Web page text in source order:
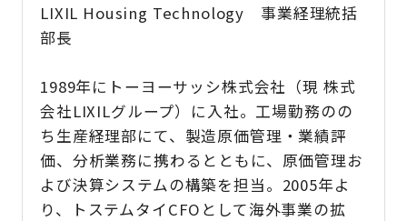
LIXIL Housing Technology 事業経理統括
部長
1989年にトーヨーサッシ株式会社（現 株式
会社LIXILグループ）に入社。工場勤務のの
ち生産経理部にて、製造原価管理・業績評
価、分析業務に携わるとともに、原価管理お
よび決算システムの構築を担当。2005年よ
り、トステムタイCFOとして海外事業の拡